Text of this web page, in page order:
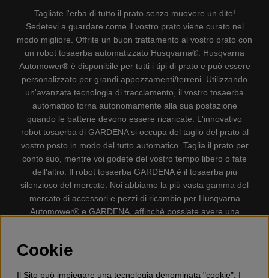
Tagliate l'erba di tutto il prato senza muovere un dito!
Sedetevi a guardare come il vostro prato viene curato nel
modo migliore. Offrite un buon trattamento al vostro prato con
un robot tosaerba automatizzato Husqvarna®. Husqvarna
Automower® è disponibile per tutti i tipi di prato e può essere
personalizzato per grandi appezzamenti/terreni. Utilizzando
un'avanzata tecnologia di tracciamento, il vostro tosaerba
automatico torna autonomamente alla sua postazione
quando le batterie devono essere ricaricate. L'innovativo
robot tosaerba di GARDENA si occupa del taglio del prato al
vostro posto in modo del tutto automatico. Taglia il prato per
conto suo, mentre voi godete del vostro tempo libero o fate
dell'altro. Il robot tosaerba GARDENA è il tosaerba più
silenzioso del mercato. Noi abbiamo la più vasta gamma del
mercato di accessori e pezzi di ricambio per Husqvarna
Automower® e GARDENA, affinchè possiate avere una
Accessori per la protezione personale, Decespugliatori,
Cookie
Il Sito può impiegare una tecnologia denominata "cookie". I